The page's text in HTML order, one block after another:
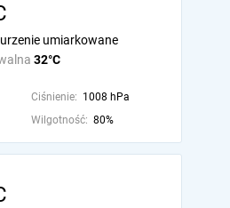
32°C
umiarkowane
Ciśnienie: 1008 hPa
Wilgotność: 80%